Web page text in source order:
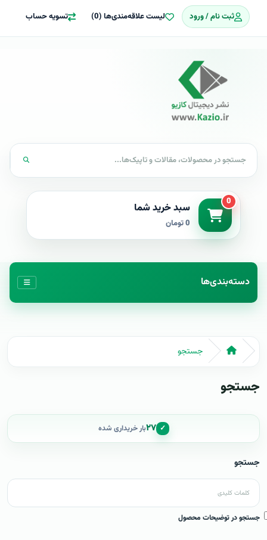
ثبت نام / ورود لیست علاقه‌مندی‌ها (0) تسویه حساب
0 سبد خرید شما
0 تومان
دسته‌بندی‌ها
جستجو
جستجو
✓ ۲۷بار خریداری شده
جستجو
جستجو در توضیحات محصول